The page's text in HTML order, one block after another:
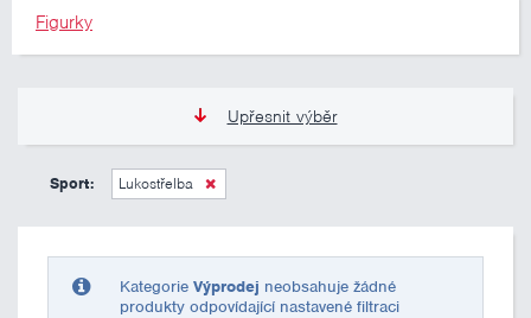
Figurky
Upřesnit výběr
275 Kč
Sport: Lukostřelba
Kategorie Výprodej neobsahuje žádné
produkty odpovídající nastavené filtraci